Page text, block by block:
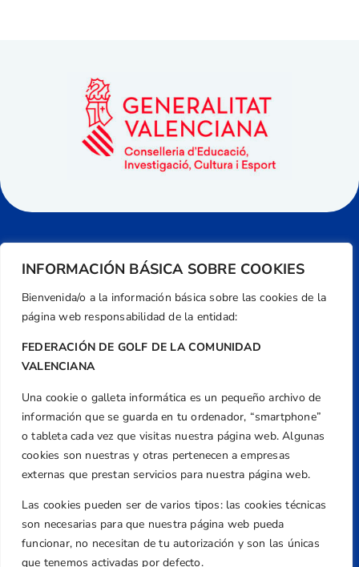
INFORMACIÓN BÁSICA SOBRE COOKIES
Bienvenida/o a la información básica sobre las cookies de la
página web responsabilidad de la entidad:
FEDERACIÓN DE GOLF DE LA COMUNIDAD
VALENCIANA
Una cookie o galleta informática es un pequeño archivo de
información que se guarda en tu ordenador, “smartphone”
o tableta cada vez que visitas nuestra página web. Algunas
cookies son nuestras y otras pertenecen a empresas
externas que prestan servicios para nuestra página web.
Las cookies pueden ser de varios tipos: las cookies técnicas
son necesarias para que nuestra página web pueda
funcionar, no necesitan de tu autorización y son las únicas
que tenemos activadas por defecto.
Dirección
Centre de L´Esport, Carrer d'Isaac Peral i
Caballero, Nº 5, Despachos 2 y 3, 46980,
Valencia
Teléfono
+34 961 367 799
Email